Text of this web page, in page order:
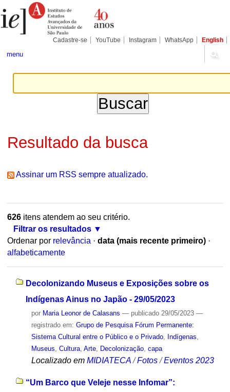
para
conteúdo.
Pessoais
Cadastre-se YouTube Instagram WhatsApp English
menu
Resultado da busca
Assinar um RSS sempre atualizado.
626itens atendem ao seu critério.
Filtrar os resultados
Ordenar por relevância · data (mais recente primeiro) ·
alfabeticamente
Decolonizando Museus e Exposições sobre os
Indígenas Ainus no Japão - 29/05/2023
por Maria Leonor de Calasans — publicado29/05/2023 —
registrado em: Grupo de Pesquisa Fórum Permanente:
Sistema Cultural entre o Público e o Privado, Indígenas
Museus Cultura, Arte, Decolonização, capa
Localizado em MIDIATECA /Fotos /Eventos 2023
“Um Barco que Veleje nesse Infomar”: